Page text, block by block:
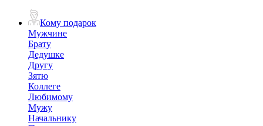
Кому подарок
Мужчине
Брату
Дедушке
Другу
Зятю
Коллеге
Любимому
Мужу
Начальнику